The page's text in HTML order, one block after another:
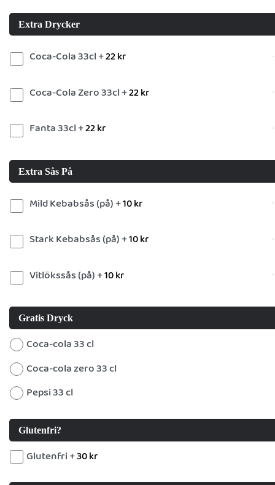
Extra Drycker
Coca-Cola 33cl +22kr
Coca-Cola Zero 33cl +22kr
Fanta 33cl +22kr
Extra Sås På
Mild Kebabsås (på) +10kr
Stark Kebabsås (på) +10kr
Vitlökssås (på) +10kr
Gratis Dryck
Coca-cola 33 cl
Coca-cola zero 33 cl
Pepsi 33 cl
Glutenfri?
Glutenfri +30kr